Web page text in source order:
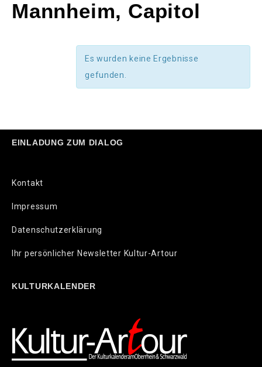
Mannheim, Capitol
Es wurden keine Ergebnisse
gefunden.
EINLADUNG ZUM DIALOG
Kontakt
Impressum
Datenschutzerklärung
Ihr persönlicher Newsletter Kultur-Artour
KULTURKALENDER